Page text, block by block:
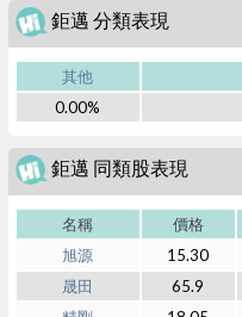
鉅邁 分類表現
其他
0.00%
鉅邁 同類股表現
名稱 價格
旭源
15.30
晟田
65.9